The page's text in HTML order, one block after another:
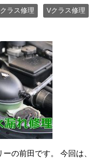
ラス修理 Vクラス修理
の前田です。 今回は、